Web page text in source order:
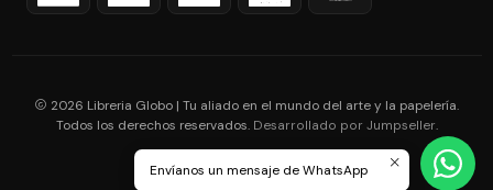
2026 Libreria Globo | Tu aliado en el mundo del arte y la papelería.
Todos los derechos reservados. Desarrollado por Jumpseller.
Envíanos un mensaje de WhatsApp